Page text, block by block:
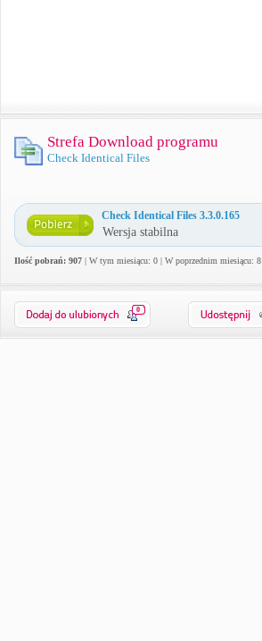
Strefa Download programu
Check Identical Files
Check Identical Files 3.3.0.165
Wersja stabilna
Ilość pobrań: 907 | W tym miesiącu: 0 | W poprzednim miesiącu: 8
0